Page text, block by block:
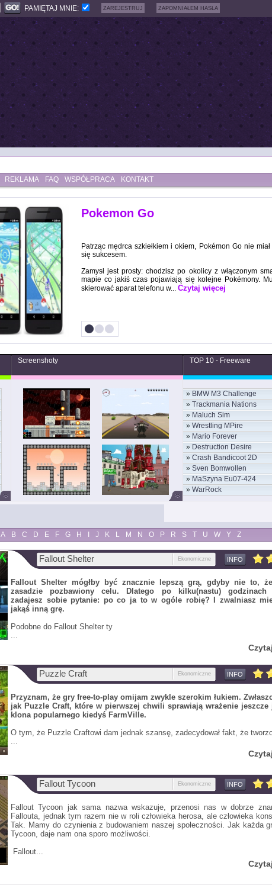
PAMIĘTAJ MNIE: ZAREJESTRUJ ZAPOMNIAŁEM HASŁA
REKLAMA FAQ WSPÓŁPRACA KONTAKT
Pokemon Go
Patrząc mędrca szkiełkiem i okiem, Pokémon Go nie
się sukcesem.
Zamysł jest prosty: chodzisz po okolicy z włączonym
mapie co jakiś czas pojawiają się kolejne Pokémony.
skierować aparat telefonu w... Czytaj więcej
Screenshoty TOP 10 - Freeware
» BMW M3 Challenge
» Trackmania Nations
ESWC
» Maluch Sim
» Wrestling MPire
» Mario Forever
» Destruction Desire
» Crash Bandicoot 2D
» Sven Bomwollen
» MaSzyna Eu07-424
» WarRock
A B C D E F G H J K L M N O P R S T U W Y Z
Fallout Shelter Ekonomiczne INFO
Fallout Shelter mógłby być znacznie lepszą grą, gdyby nie to,
zasadzie pozbawiony celu. Dlatego po kilku(nastu) godzinach
zadajesz sobie pytanie: po co ja to w ogóle robię? I zwalniasz
jakąś inną grę.
Podobne do Fallout Shelter ty
...
Puzzle Craft Ekonomiczne INFO
Przyznam, że gry free-to-play omijam zwykle szerokim łukiem.
jak Puzzle Craft, które w pierwszej chwili sprawiają wrażenie jeszcze
klona popularnego kiedyś FarmVille.
O tym, że Puzzle Craftowi dam jednak szansę, zadecydował fakt, że
...
Fallout Tycoon Ekonomiczne INFO
Fallout Tycoon jak sama nazwa wskazuje, przenosi nas w dobrze
Fallouta, jednak tym razem nie w roli człowieka herosa, ale człowieka
Tak. Mamy do czynienia z budowaniem naszej społeczności. Jak każda
Tycoon, daje nam ona sporo możliwości.
Fallout...